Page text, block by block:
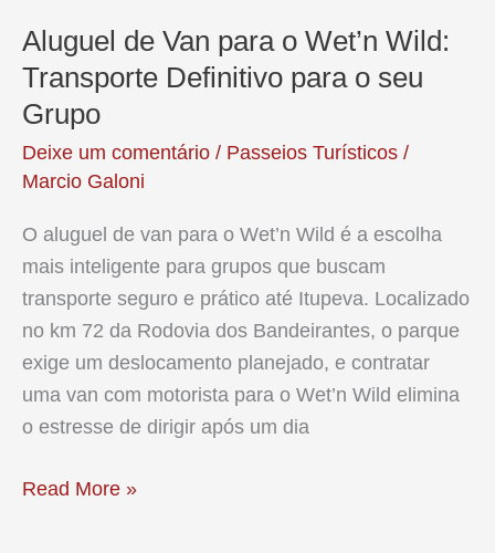
Aluguel de Van para o Wet’n Wild:
Transporte Definitivo para o seu
Grupo
Deixe um comentário / Passeios Turísticos /
Marcio Galoni
O aluguel de van para o Wet’n Wild é a escolha
mais inteligente para grupos que buscam
transporte seguro e prático até Itupeva. Localizado
no km 72 da Rodovia dos Bandeirantes, o parque
exige um deslocamento planejado, e contratar
uma van com motorista para o Wet’n Wild elimina
o estresse de dirigir após um dia
Aluguel
Read More »